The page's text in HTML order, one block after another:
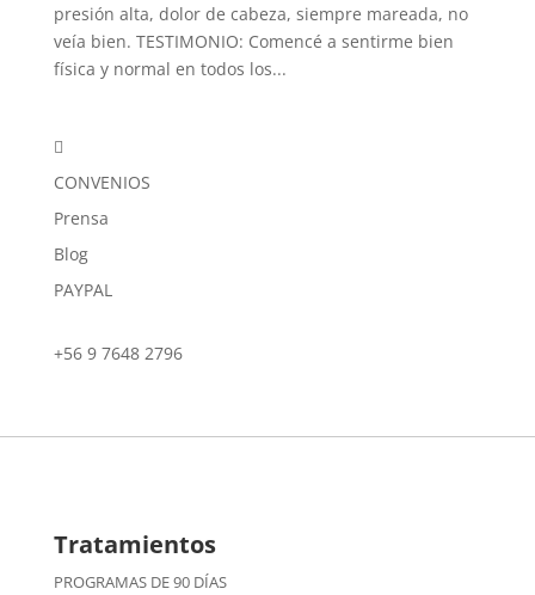
presión alta, dolor de cabeza, siempre mareada, no
veía bien. TESTIMONIO: Comencé a sentirme bien
física y normal en todos los...

CONVENIOS
Prensa
Blog
PAYPAL
+56 9 7648 2796
Tratamientos
PROGRAMAS DE 90 DÍAS